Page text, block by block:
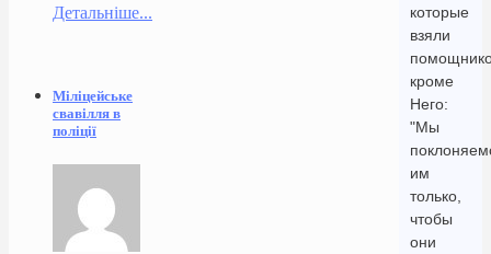
которые
взяли
кроме
Него:
"Мы
им
только,
чтобы
они
Детальніше...
Міліцейське
свавілля в
поліції